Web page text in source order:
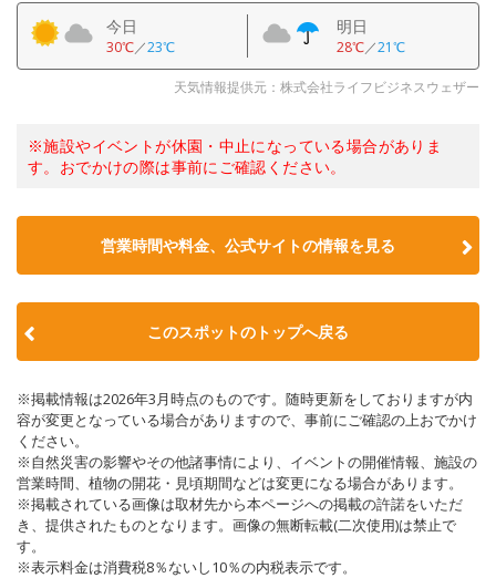
今日
30℃／23℃
明日
28℃／21℃
天気情報提供元：株式会社ライフビジネスウェザー
※施設やイベントが休園・中止になっている場合がありま
す。おでかけの際は事前にご確認ください。
営業時間や料金、公式サイトの情報を見る
このスポットのトップへ戻る
※掲載情報は2026年3月時点のものです。随時更新をしておりますが内
容が変更となっている場合がありますので、事前にご確認の上おでかけ
ください。
※自然災害の影響やその他諸事情により、イベントの開催情報、施設の
営業時間、植物の開花・見頃期間などは変更になる場合があります。
※掲載されている画像は取材先から本ページへの掲載の許諾をいただ
き、提供されたものとなります。画像の無断転載(二次使用)は禁止で
す。
※表示料金は消費税8％ないし10％の内税表示です。